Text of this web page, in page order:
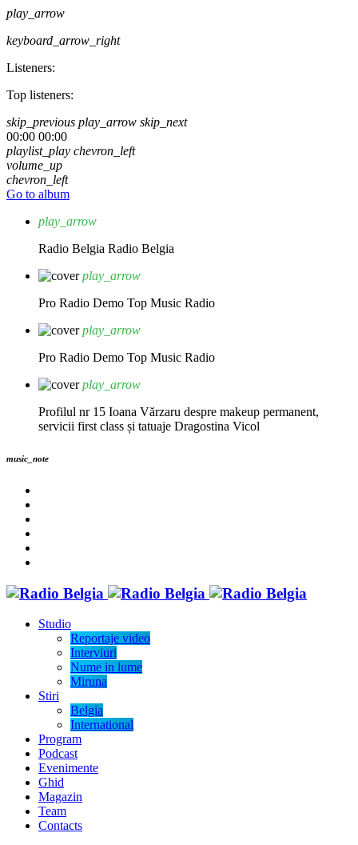
play_arrow
keyboard_arrow_right
Listeners:
Top listeners:
skip_previous play_arrow skip_next
00:00 00:00
playlist_play chevron_left
volume_up
chevron_left
Go to album
play_arrow
Radio Belgia Radio Belgia
play_arrow
Pro Radio Demo Top Music Radio
play_arrow
Pro Radio Demo Top Music Radio
play_arrow
Profilul nr 15 Ioana Vărzaru despre makeup permanent,
servicii first class și tatuaje Dragostina Vicol
music_note
Studio
Reportaje video
Interviuri
Nume in lume
Miruna
Stiri
Belgia
International
Program
Podcast
Evenimente
Ghid
Magazin
Team
Contacts